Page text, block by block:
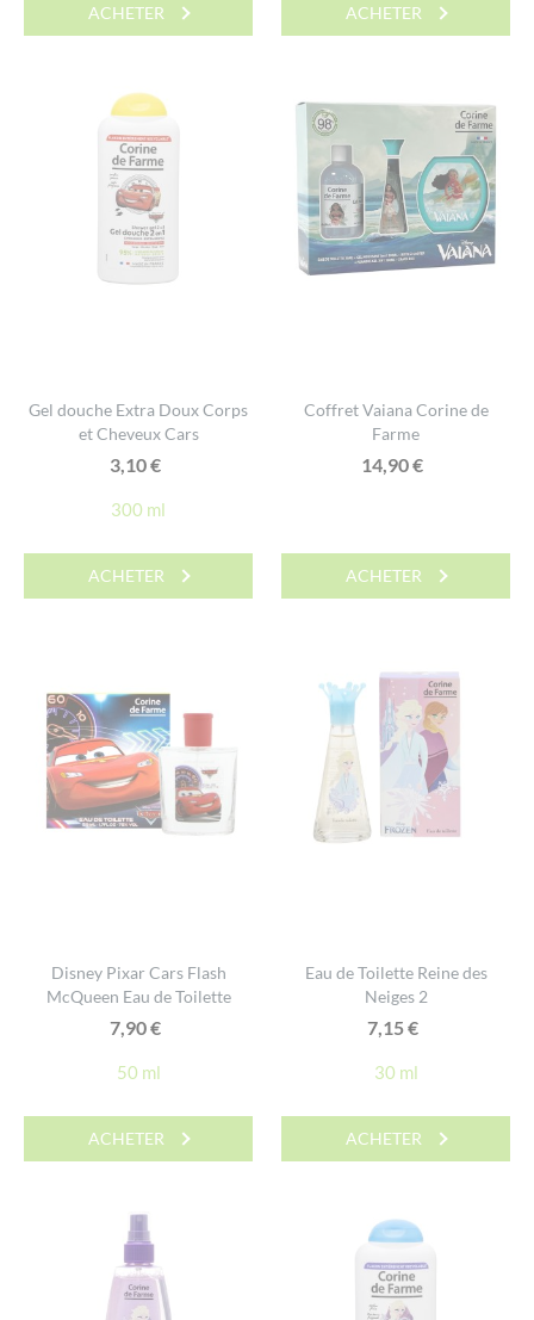
ACHETER ACHETER
Gel douche Extra Doux Corps
et Cheveux Cars
3,10€
300 ml
ACHETER
Coffret Vaiana Corine de
Farme
14,90€
ACHETER
Disney Pixar Cars Flash
McQueen Eau de Toilette
7,90€
50 ml
ACHETER
Eau de Toilette Reine des
Neiges 2
7,15€
30 ml
ACHETER